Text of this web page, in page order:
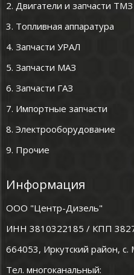
2. Двигатели и запчасти ТМЗ
3. Топливная аппаратура
4. Запчасти УРАЛ
5. Запчасти МАЗ
6. Запчасти ГАЗ
7. Импортные запчасти
8. Электрооборудование
9. Прочие
Информация
ООО "Центр-Дизель"
ИНН 3810322185 / КПП
664053, Иркутский район, с.
Тел. многоканальный: